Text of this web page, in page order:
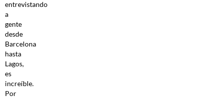
entrevistando
a
gente
desde
Barcelona
hasta
Lagos,
es
increíble.
Por